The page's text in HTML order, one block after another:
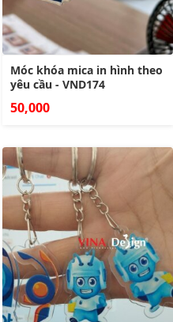
Móc khóa mica in hình theo
yêu cầu - VND174
50,000